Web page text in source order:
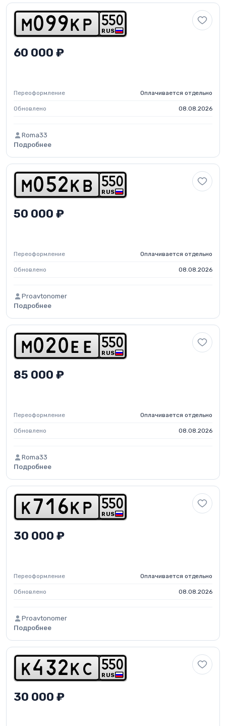
m 0 9 9 k p RUS
550
60 000 ₽
Переоформление Оплачивается отдельно
Обновлено 08.08.2026
Roma33
Подробнее
m 0 5 2 k b RUS
550
50 000 ₽
Переоформление Оплачивается отдельно
Обновлено 08.08.2026
Proavtonomer
Подробнее
m 0 2 0 e e RUS
550
85 000 ₽
Переоформление Оплачивается отдельно
Обновлено 08.08.2026
Roma33
Подробнее
k 7 1 6 k p RUS
550
30 000 ₽
Переоформление Оплачивается отдельно
Обновлено 08.08.2026
Proavtonomer
Подробнее
k 4 3 2 k c RUS
550
30 000 ₽